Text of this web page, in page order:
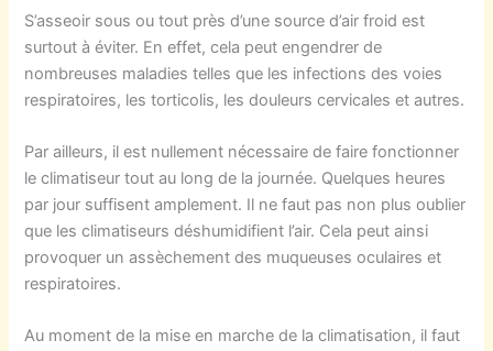
S’asseoir sous ou tout près d’une source d’air froid est
surtout à éviter. En effet, cela peut engendrer de
nombreuses maladies telles que les infections des voies
respiratoires, les torticolis, les douleurs cervicales et autres.
Par ailleurs, il est nullement nécessaire de faire fonctionner
le climatiseur tout au long de la journée. Quelques heures
par jour suffisent amplement. Il ne faut pas non plus oublier
que les climatiseurs déshumidifient l’air. Cela peut ainsi
provoquer un assèchement des muqueuses oculaires et
respiratoires.
Au moment de la mise en marche de la climatisation, il faut